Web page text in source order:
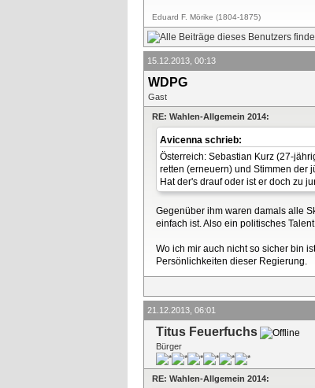
Eduard F. Mörike (1804-1875)
15.12.2013, 00:13
WDPG
Gast
RE: Wahlen-Allgemein 2014:
Avicenna schrieb:
Österreich: Sebastian Kurz (27-
retten (erneuern) und Stimmen der
Hat der's drauf oder ist er doch zu
Gegenüber ihm waren damals alle
einfach ist. Also ein politisches
Wo ich mir auch nicht so sicher bin
Persönlichkeiten dieser Regierung.
21.12.2013, 06:01
Titus Feuerfuchs
Bürger
RE: Wahlen-Allgemein 2014: